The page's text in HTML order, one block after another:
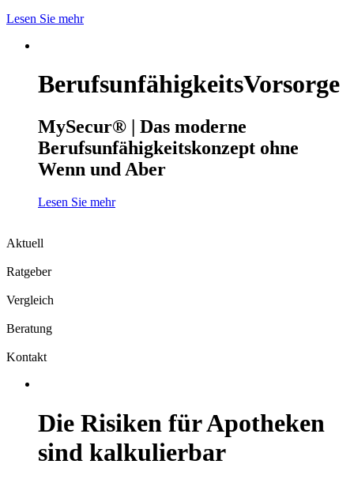
Lesen Sie mehr
BerufsunfähigkeitsVorsorge
MySecur® | Das moderne
Berufsunfähigkeitskonzept ohne
Wenn und Aber
Lesen Sie mehr
Aktuell
Ratgeber
Vergleich
Beratung
Kontakt
Die Risiken für Apotheken
sind kalkulierbar